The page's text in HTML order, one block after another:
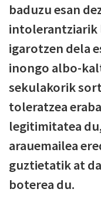
baduzu esan
intolerantziarik
igarotzen dela
inongo albo-
sekulakorik
toleratzea
legitimitatea
arauemailea
guztietatik at
boterea du.